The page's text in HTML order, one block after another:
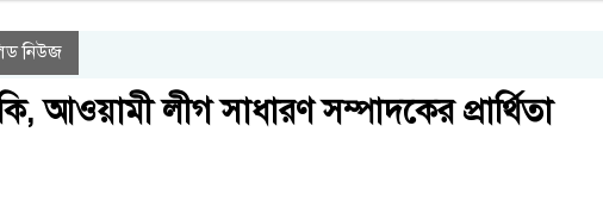
নিউজ
আওয়ামী লীগ সাধারণ সম্পাদকের প্রার্থিতা